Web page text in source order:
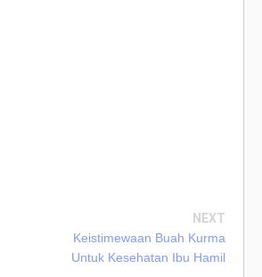
NEXT
Keistimewaan Buah Kurma
Untuk Kesehatan Ibu Hamil